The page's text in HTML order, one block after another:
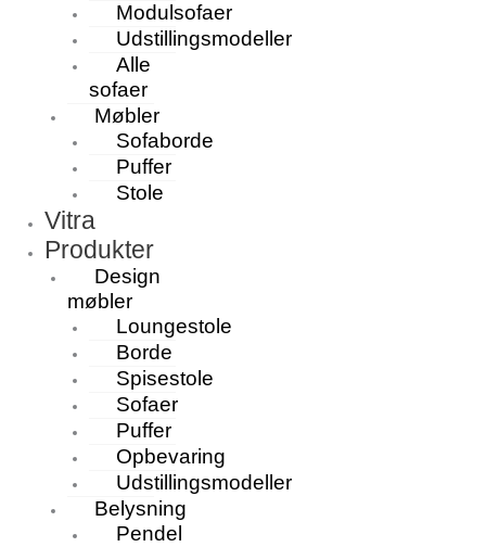
Modulsofaer
Udstillingsmodeller
Alle
sofaer
Møbler
Sofaborde
Puffer
Stole
Vitra
Produkter
Design
møbler
Loungestole
Borde
Spisestole
Sofaer
Puffer
Opbevaring
Udstillingsmodeller
Belysning
Pendel